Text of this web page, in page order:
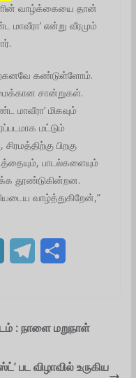
வாழ்க்கையை தான்
என்று வீரமும்
கண்டுள்ளோம்.
சான்றுகள்.
மாவீரா’ மிகவும்
மட்டும்
சிரமத்திற்கு பிறகு
பாடல்களையும்
தூண்டுகின்றன.
வாழ்த்துகிறேன்,”
k
e
r
: நாளை மறுநாள்
பட விழாவில் உருகிய